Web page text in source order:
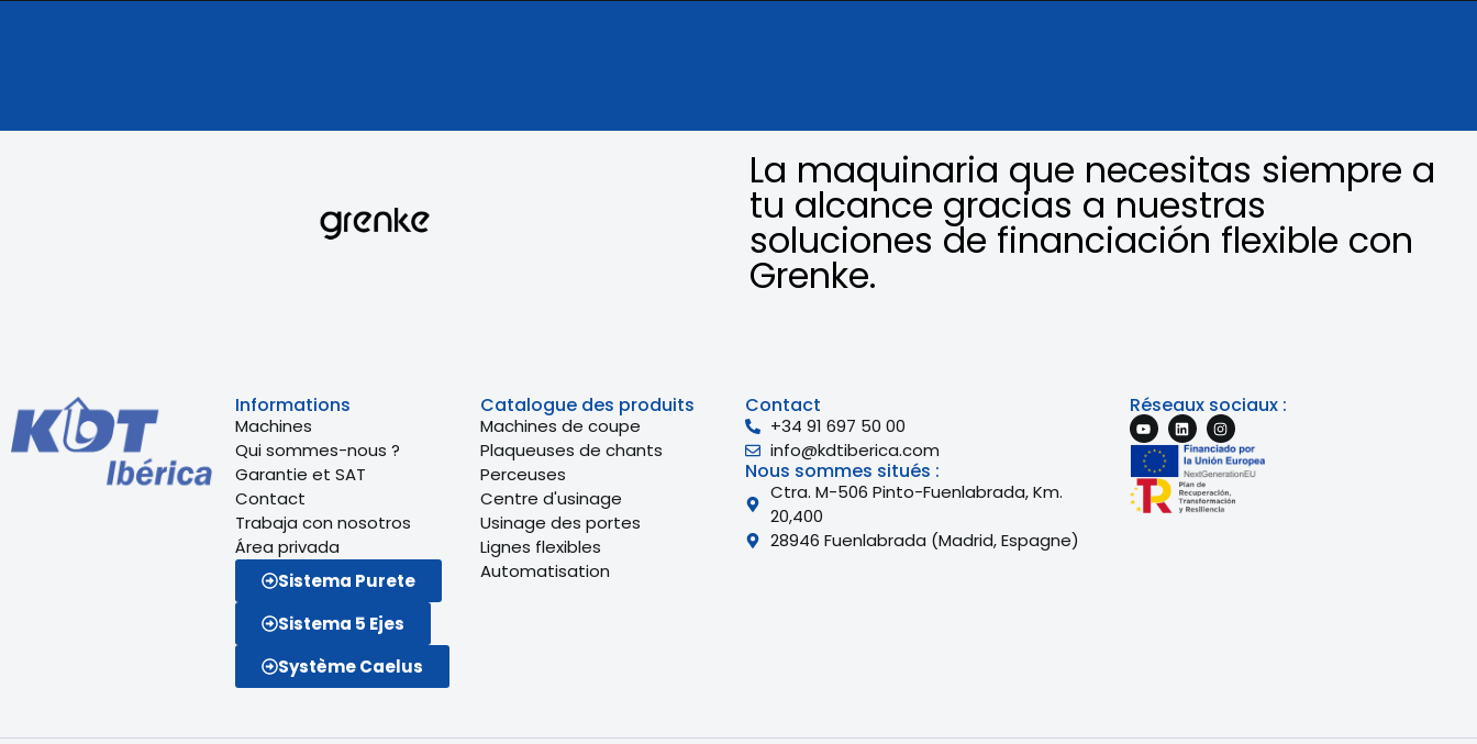
La maquinaria que necesitas siempre a
tu alcance gracias a nuestras
soluciones de financiación flexible con
Grenke.
Informations
Machines
Qui sommes-nous ?
Garantie et SAT
Contact
Trabaja con nosotros
Área privada
Sistema Purete
Sistema 5 Ejes
Système Caelus
Catalogue des produits
Machines de coupe
Plaqueuses de chants
Perceuses
Centre d'usinage
Usinage des portes
Lignes flexibles
Automatisation
Contact
+34 91 697 50 00
info@kdtiberica.com
Nous sommes situés :
Ctra. M-506 Pinto-Fuenlabrada, Km.
20,400
28946 Fuenlabrada (Madrid, Espagne)
Réseaux sociaux :